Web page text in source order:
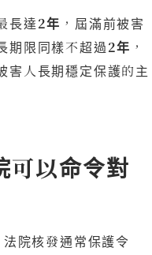
長達2年 ，屆滿前被害
期限同樣不超過2年 ，
害人長期穩定保護的主
可以命令對
法院核發通常保護令